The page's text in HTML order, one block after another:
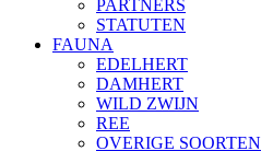
PARTNERS
STATUTEN
FAUNA
EDELHERT
DAMHERT
WILD ZWIJN
REE
OVERIGE SOORTEN